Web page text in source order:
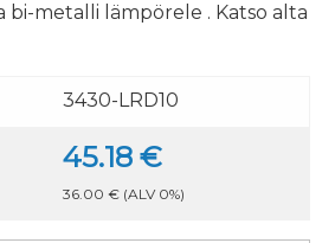
bi-metalli lämpörele . Katso alta
3430-LRD10
45.18 €
36.00 € (ALV 0%)